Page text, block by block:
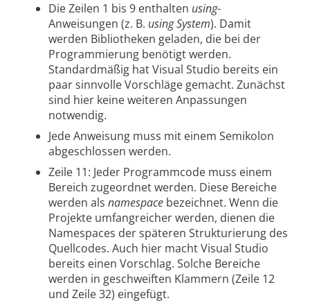
Die Zeilen 1 bis 9 enthalten using-
Anweisungen (z. B. using System). Damit
werden Bibliotheken geladen, die bei der
Programmierung benötigt werden.
Standardmäßig hat Visual Studio bereits ein
paar sinnvolle Vorschläge gemacht. Zunächst
sind hier keine weiteren Anpassungen
notwendig.
Jede Anweisung muss mit einem Semikolon
abgeschlossen werden.
Zeile 11: Jeder Programmcode muss einem
Bereich zugeordnet werden. Diese Bereiche
werden als namespace bezeichnet. Wenn die
Projekte umfangreicher werden, dienen die
Namespaces der späteren Strukturierung des
Quellcodes. Auch hier macht Visual Studio
bereits einen Vorschlag. Solche Bereiche
werden in geschweiften Klammern (Zeile 12
und Zeile 32) eingefügt.